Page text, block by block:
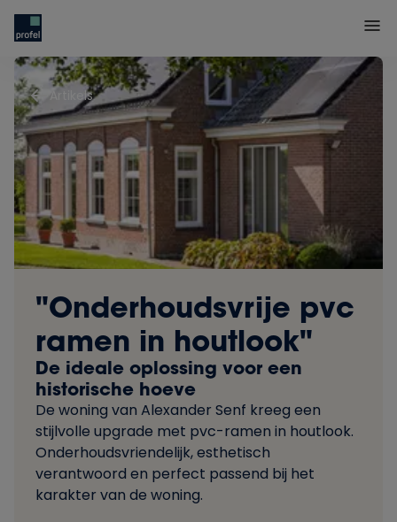
Artikels
"Onderhoudsvrije pvc
ramen in houtlook"
De ideale oplossing voor een
historische hoeve
De woning van Alexander Senf kreeg een
stijlvolle upgrade met pvc-ramen in houtlook.
Onderhoudsvriendelijk, esthetisch
verantwoord en perfect passend bij het
karakter van de woning.